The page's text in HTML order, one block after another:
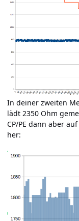
In deiner zweiten
lädt 2350 Ohm
CP/PE dann aber
her: